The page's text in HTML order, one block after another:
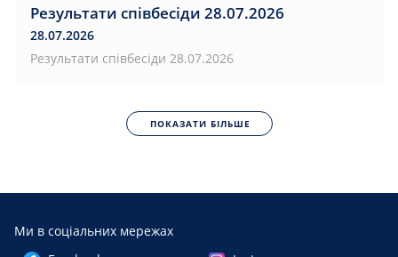
Результати співбесіди 28.07.2026
28.07.2026
Результати співбесіди 28.07.2026
ПОКАЗАТИ БІЛЬШЕ
Ми в соціальних мережах